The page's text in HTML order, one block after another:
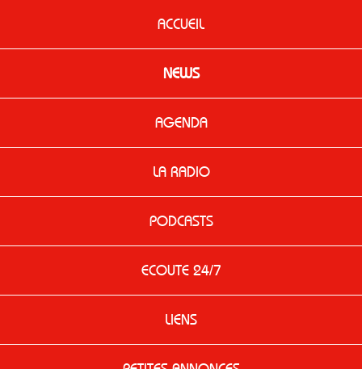
ACCUEIL
NEWS
AGENDA
LA RADIO
PODCASTS
ECOUTE 24/7
LIENS